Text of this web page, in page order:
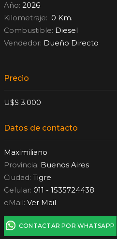
Año: 2026
Kilometraje: 0 Km.
Combustible: Diesel
Vendedor: Dueño Directo
Precio
U$S 3.000
Datos de contacto
Maximiliano
Provincia: Buenos Aires
Ciudad:Tigre
Celular: 011 - 1535724438
eMail:Ver Mail
CONTACTAR POR WHATSAPP